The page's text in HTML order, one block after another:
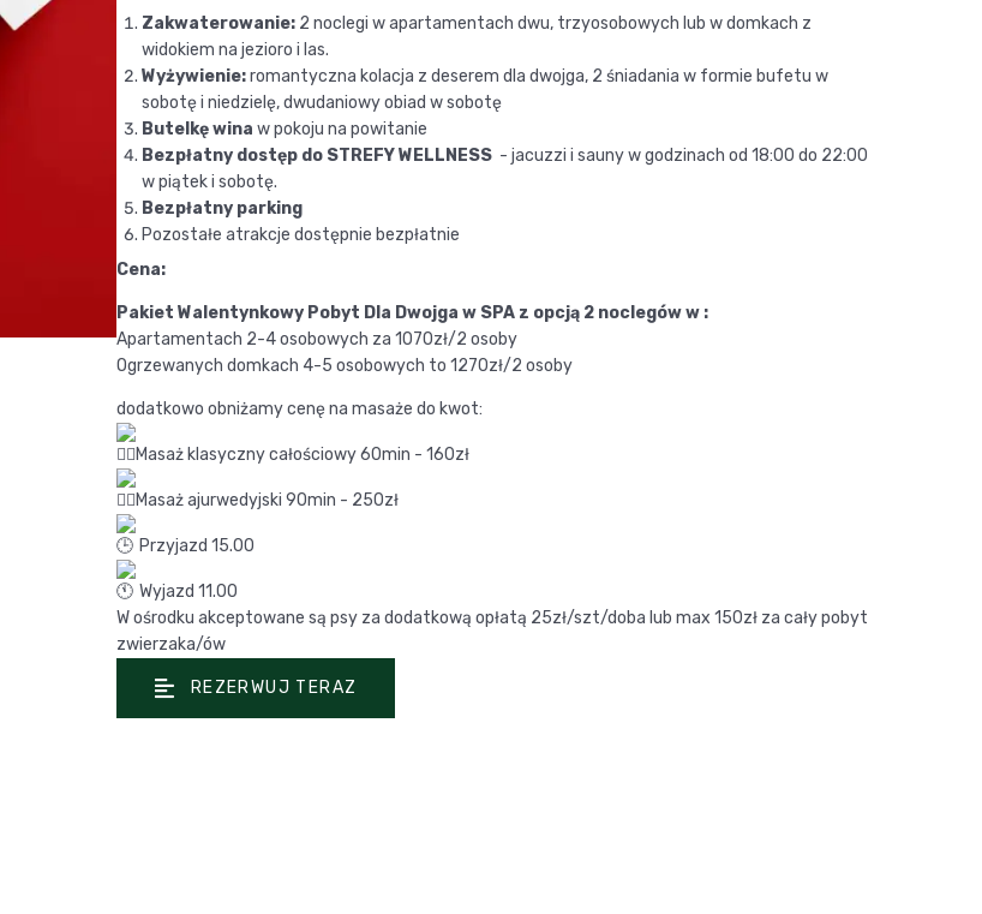
Zakwaterowanie: 2 noclegi w apartamentach dwu, trzyosobowych lub w domkach z
widokiem na jezioro i las.
Wyżywienie:romantyczna kolacja z deserem dla dwojga, 2 śniadania w formie bufetu w
sobotę i niedzielę, dwudaniowy obiad w sobotę
Butelkę wina w pokoju na powitanie
Bezpłatny dostęp do STREFY WELLNESS - jacuzzi i sauny w godzinach od 18:00 do 22:00
w piątek i sobotę.
Bezpłatny parking
Pozostałe atrakcje dostępnie bezpłatnie
Cena:
Pakiet Walentynkowy Pobyt Dla Dwojga w SPA z opcją 2 noclegów w :
Apartamentach 2-4 osobowych za 1070zł/2 osoby
Ogrzewanych domkach 4-5 osobowych to 1270zł/2 osoby
dodatkowo obniżamy cenę na masaże do kwot:
Masaż klasyczny całościowy 60min - 160zł
Masaż ajurwedyjski 90min - 250zł
Przyjazd 15.00
Wyjazd 11.00
W ośrodku akceptowane są psy za dodatkową opłatą 25zł/szt/doba lub max 150zł za cały pobyt
zwierzaka/ów
REZERWUJ TERAZ